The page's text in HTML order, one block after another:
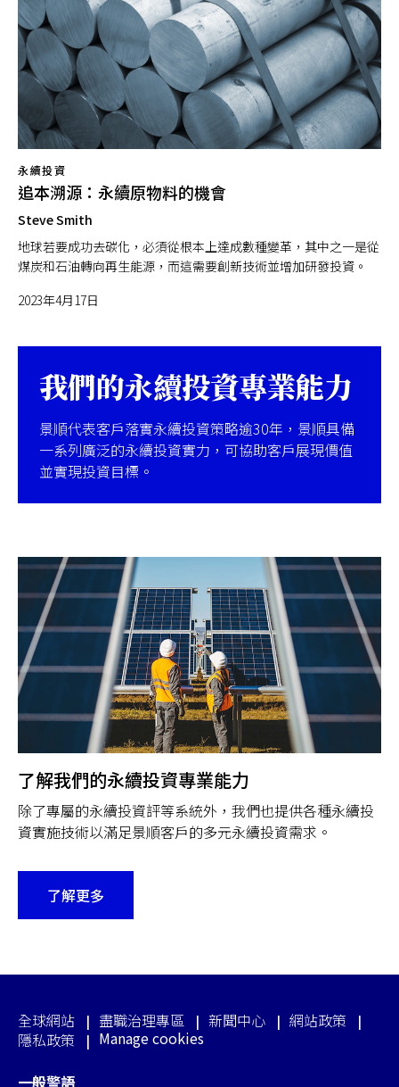
永續投資
追本溯源：永續原物料的機會
Steve Smith
地球若要成功去碳化，必須從根本上達成數種變革，其中之一是從
煤炭和石油轉向再生能源，而這需要創新技術並增加研發投資。
2023年4月17日
我們的永續投資專業能力
景順代表客戶落實永續投資策略逾30年，景順具備
一系列廣泛的永續投資實力，可協助客戶展現價值
並實現投資目標。
了解我們的永續投資專業能力
除了專屬的永續投資評等系統外，我們也提供各種永續投
資實施技術以滿足景順客戶的多元永續投資需求。
了解更多
全球網站 盡職治理專區 新聞中心
網站政策
隱私政策
Manage cookies
一般警語